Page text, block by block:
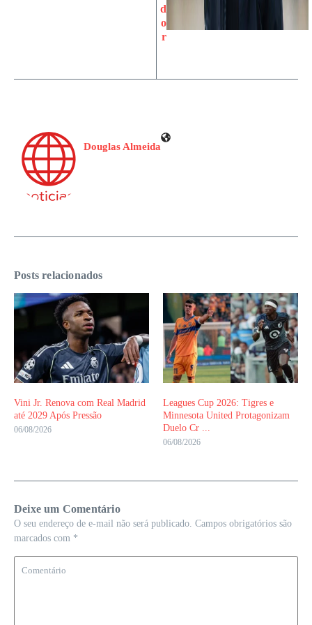
d
o
r
Douglas Almeida
Posts relacionados
Vini Jr. Renova com Real Madrid
até 2029 Após Pressão
06/08/2026
Leagues Cup 2026: Tigres e
Minnesota United Protagonizam
Duelo Cr ...
06/08/2026
Deixe um Comentário
O seu endereço de e-mail não será publicado. Campos obrigatórios são
marcados com *